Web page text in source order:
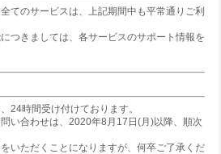
てのサービスは、上記期間中も平常通りご利
つきましては、各サービスのサポート情報を
24時間受け付けております。
い合わせは、2020年8月17日(月)以降、順次
いただくことになりますが、何卒ご了承くだ